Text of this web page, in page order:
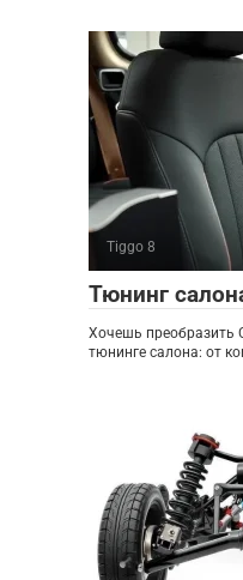
Tiggo 8
Тюнинг
Хочешь преобразить
тюнинге салона: от